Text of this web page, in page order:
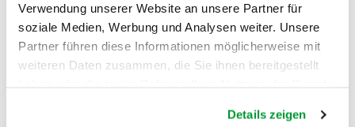
Verwendung unserer Website an unsere Partner für
soziale Medien, Werbung und Analysen weiter. Unsere
Partner führen diese Informationen möglicherweise mit
weiteren Daten zusammen, die Sie ihnen bereitgestellt
Details zeigen
PLZ*